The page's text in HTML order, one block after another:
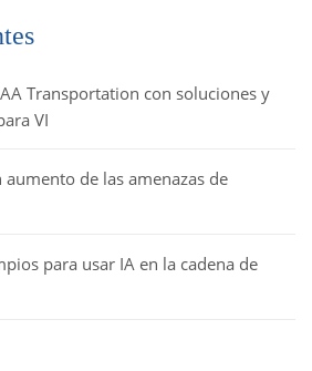
Transportation con soluciones y
VI
de las amenazas de
para usar IA en la cadena de